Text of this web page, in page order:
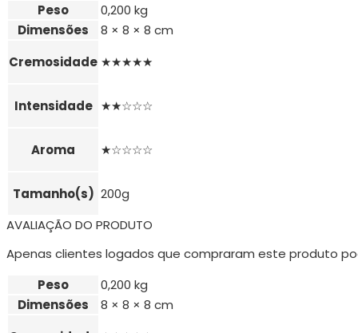
Peso
0,200 kg
Dimensões
8 × 8 × 8 cm
Cremosidade ★★★★★
Intensidade ★★☆☆☆
Aroma ★☆☆☆☆
Tamanho(s) 200g
AVALIAÇÃO DO PRODUTO
Apenas clientes logados que compraram este produto
Peso
0,200 kg
Dimensões
8 × 8 × 8 cm